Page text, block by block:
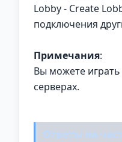
Lobby - Create
подключения
Примечания:
Вы можете
серверах.
Ответы на